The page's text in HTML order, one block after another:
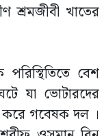
শ্রমজীবী খাতের
বেশ
যা ভোটারদের
করে গবেষক দল ।